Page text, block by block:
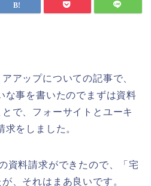
アップについての記事で、
な事を書いたのでまずは資料
で、フォーサイトとユーキ
をしました。
資料請求ができたので、「宅
、それはまあ良いです。